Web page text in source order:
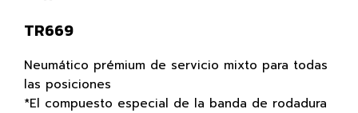
TR669
Neumático prémium de servicio mixto para todas
las posiciones
*El compuesto especial de la banda de rodadura